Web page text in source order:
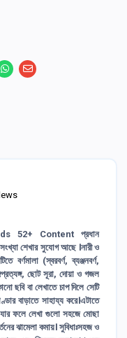
52+ Content প্রধান
সংখ্যা শেখার সুযোগ আছে ।নারী ও
(স্বরবর্ণ, ব্যঞ্জনবর্ণ,
ছোট সূরা, দোয়া ও গজল
ছবি বা লেখাতে চাপ দিলে সেটি
বাড়াতে সাহায্য করে।এটাতে
ফলে লেখা গুলো সহজে মোছা
ঝামেলা কমায়। সুবিধাঃসহজ ও